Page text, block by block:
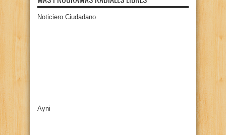
Noticiero Ciudadano
Ayni